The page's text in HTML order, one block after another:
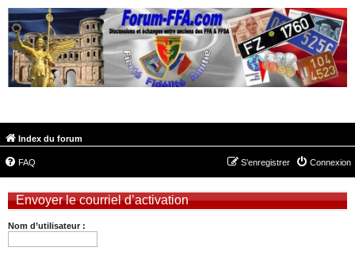
Index du forum
FAQ Connexion
S’enregistrer
Envoyer le courriel d’activation
Nom d’utilisateur :